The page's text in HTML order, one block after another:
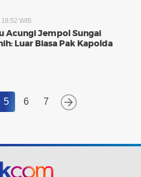
18:52 WIB
Acungi Jempol Sungai
Luar Biasa Pak Kapolda
5 6 7